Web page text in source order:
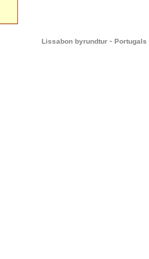
Lissabon byrundtur - Portugals